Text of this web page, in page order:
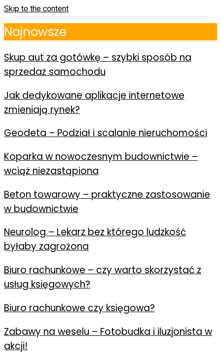
Skip to the content
Najnowsze
Skup aut za gotówkę – szybki sposób na
sprzedaż samochodu
Jak dedykowane aplikacje internetowe
zmieniają rynek?
Geodeta – Podział i scalanie nieruchomości
Koparka w nowoczesnym budownictwie –
wciąż niezastąpiona
Beton towarowy – praktyczne zastosowanie
w budownictwie
Neurolog – Lekarz bez którego ludzkość
byłaby zagrożona
Biuro rachunkowe – czy warto skorzystać z
usług księgowych?
Biuro rachunkowe czy księgowa?
Zabawy na weselu – Fotobudka i iluzjonista w
akcji!